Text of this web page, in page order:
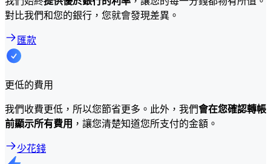
對比我們和您的銀行，您就會發現差異。
匯款
更低的費用
我們收費更低，所以您節省更多。此外，我們會在您確認轉帳
前顯示所有費用 ，讓您清楚知道您所支付的金額。
少花錢